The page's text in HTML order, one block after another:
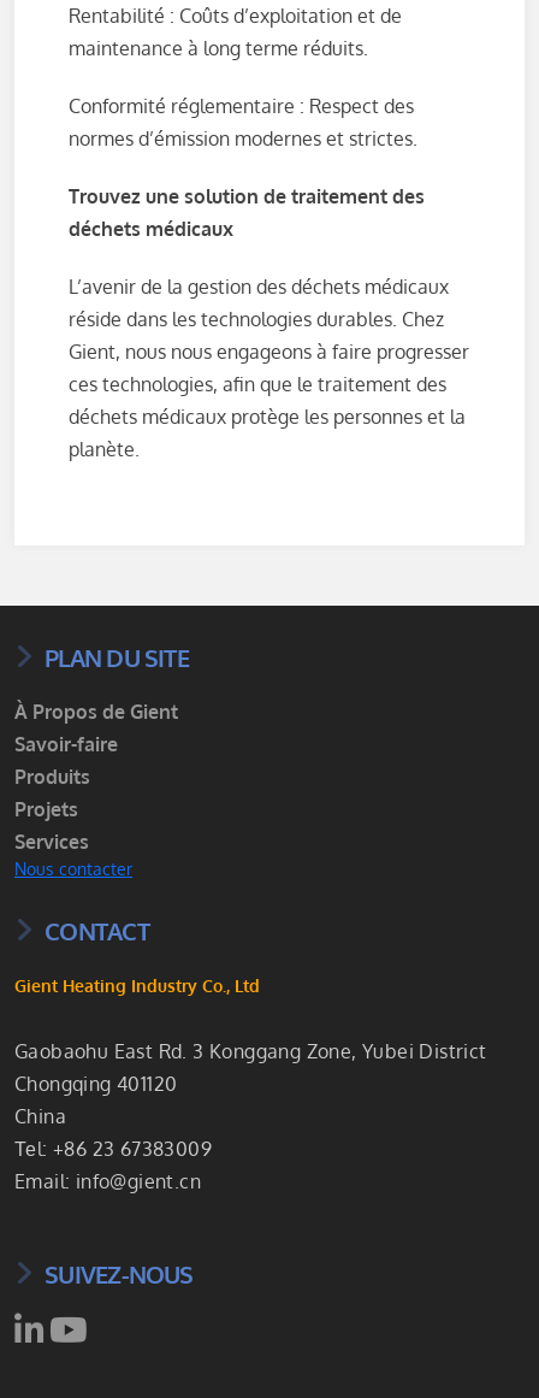
Rentabilité : Coûts d’exploitation et de
maintenance à long terme réduits.
Conformité réglementaire : Respect des
normes d’émission modernes et strictes.
Trouvez une solution de traitement des
déchets médicaux
L’avenir de la gestion des déchets médicaux
réside dans les technologies durables. Chez
Gient, nous nous engageons à faire progresser
ces technologies, afin que le traitement des
déchets médicaux protège les personnes et la
planète.
PLAN DU SITE
À Propos de Gient
Savoir-faire
Produits
Projets
Services
Nous contacter
CONTACT
Gient Heating Industry Co., Ltd
Gaobaohu East Rd. 3 Konggang Zone, Yubei District
Chongqing 401120
China
Теl: +86 23 67383009
Email: info@gient.cn
SUIVEZ-NOUS